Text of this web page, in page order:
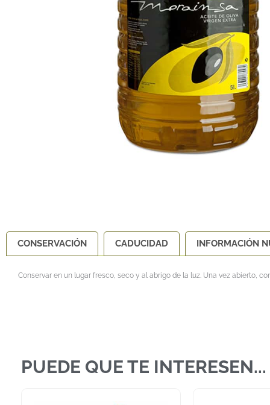
CONSERVACIÓN CADUCIDAD INFORMACIÓN
Conservar en un lugar fresco, seco y al abrigo de la luz. Una vez abierto,
PUEDE QUE TE INTERESEN...